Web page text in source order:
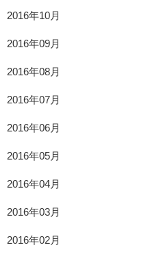
2016年10月
2016年09月
2016年08月
2016年07月
2016年06月
2016年05月
2016年04月
2016年03月
2016年02月